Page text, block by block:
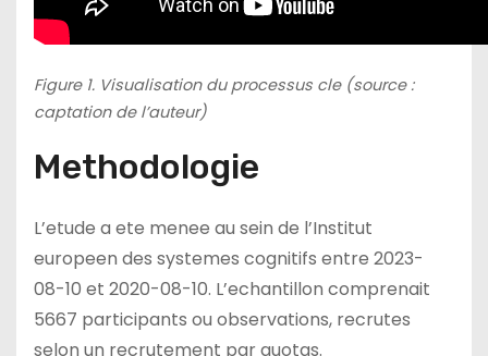
Figure 1. Visualisation du processus cle (source :
captation de l’auteur)
Methodologie
L’etude a ete menee au sein de l’Institut
europeen des systemes cognitifs entre 2023-
08-10 et 2020-08-10. L’echantillon comprenait
5667 participants ou observations, recrutes
selon un recrutement par quotas.